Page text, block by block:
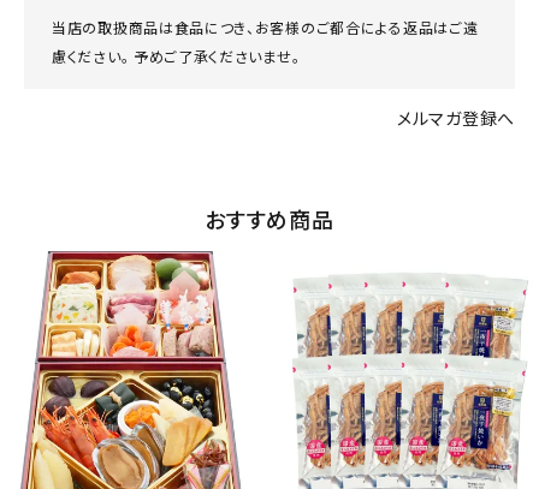
当店の取扱商品は食品につき、お客様のご都合による返品はご遠
慮ください。 予めご了承くださいませ。
メルマガ登録へ
おすすめ商品